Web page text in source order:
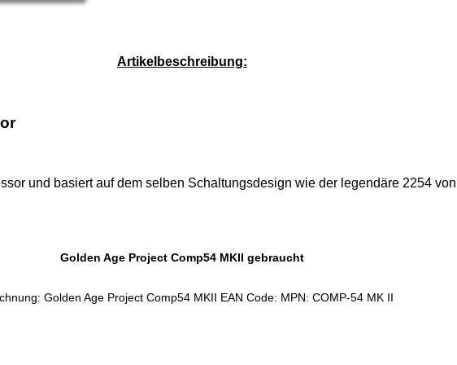
Artikelbeschreibung:
und basiert auf dem selben Schaltungsdesign wie der legendäre 2254
Golden Age Project Comp54 MKII gebraucht
Golden Age Project Comp54 MKII EAN Code: MPN: COMP-54 MK II